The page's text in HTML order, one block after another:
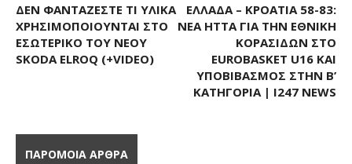
ΔΕΝ ΦΑΝΤΆΖΕΣΤΕ ΤΙ ΥΛΙΚΆ
ΧΡΗΣΙΜΟΠΟΙΟΎΝΤΑΙ ΣΤΟ
ΕΣΩΤΕΡΙΚΌ ΤΟΥ ΝΈΟΥ
SKODA ELROQ (+VIDEO)
ΕΛΛΆΔΑ – ΚΡΟΑΤΊΑ 58-83:
ΝΈΑ ΉΤΤΑ ΓΙΑ ΤΗΝ ΕΘΝΙΚΉ
ΚΟΡΑΣΊΔΩΝ ΣΤΟ
EUROBASKET U16 ΚΑΙ
ΥΠΟΒΙΒΑΣΜΌΣ ΣΤΗΝ Β’
ΚΑΤΗΓΟΡΊΑ | I247 NEWS
ΠΑΡΟΜΟΙΑ ΑΡΘΡΑ